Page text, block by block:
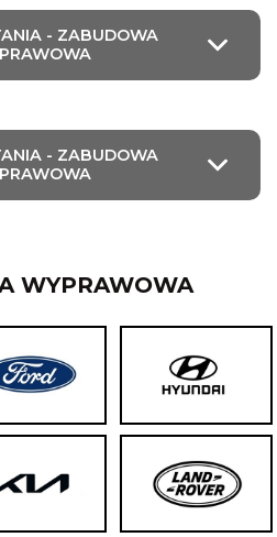
- ZABUDOWA
- ZABUDOWA
WYPRAWOWA